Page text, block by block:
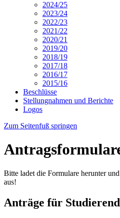
2024/25
2023/24
2022/23
2021/22
2020/21
2019/20
2018/19
2017/18
2016/17
2015/16
Beschlüsse
Stellungnahmen und Berichte
Logos
Zum Seitenfuß springen
Bitte ladet die Formulare herunter
aus!
Anträge für